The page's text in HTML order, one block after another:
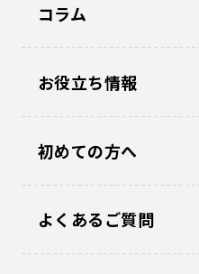
コラム
お役立ち情報
初めての方へ
よくあるご質問